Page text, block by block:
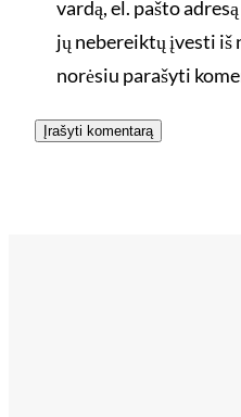
vardą, el. pašto
jų nebereiktų įvesti iš
norėsiu parašyti